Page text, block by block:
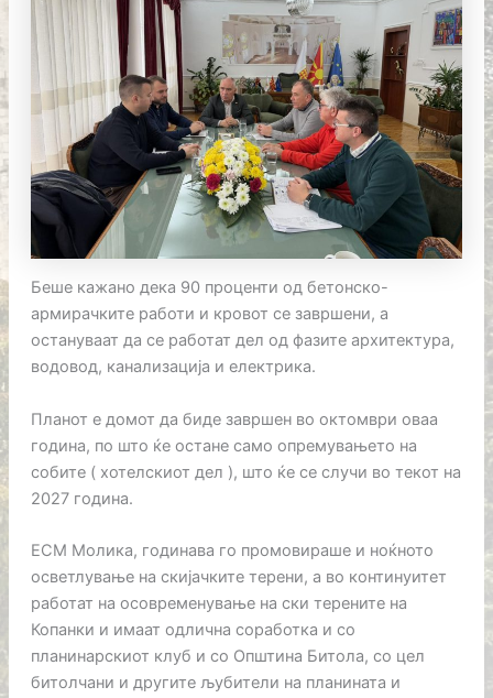
Беше кажано дека 90 проценти од бетонско-
армирачките работи и кровот се завршени, а
остануваат да се работат дел од фазите архитектура,
водовод, канализација и електрика.
Планот е домот да биде завршен во октомври оваа
година, по што ќе остане само опремувањето на
собите ( хотелскиот дел ), што ќе се случи во текот на
2027 година.
ЕСМ Молика, годинава го промовираше и ноќното
осветлување на скијачките терени, а во континуитет
работат на осовременување на ски терените на
Копанки и имаат одлична соработка и со
планинарскиот клуб и со Општина Битола, со цел
битолчани и другите љубители на планината и